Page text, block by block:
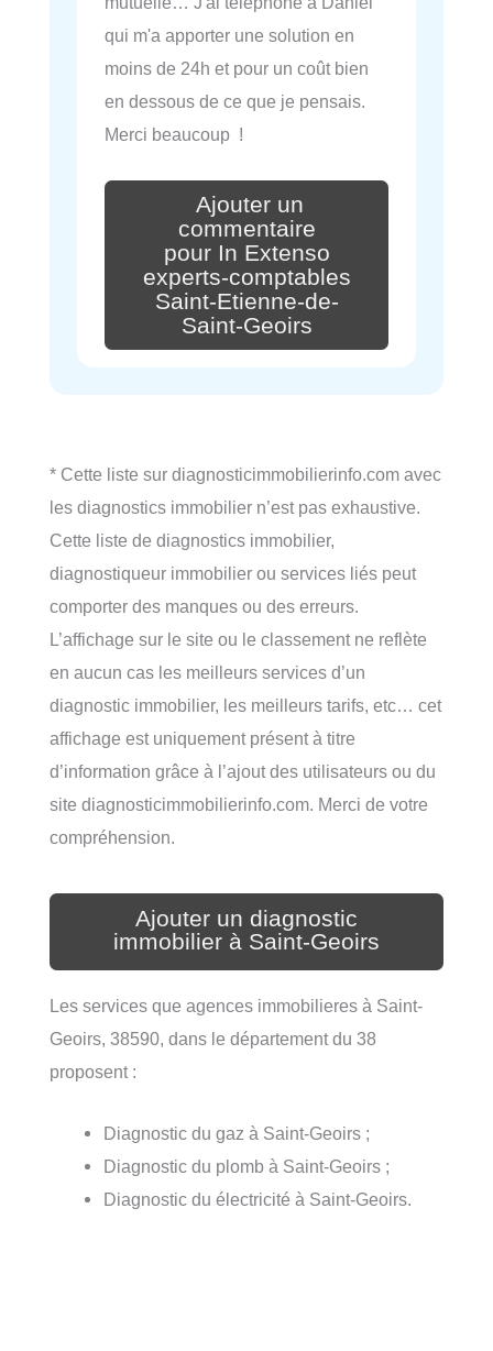
qui m'a apporter une solution en
moins de 24h et pour un coût bien
en dessous de ce que je pensais.
Merci beaucoup !
Ajouter un
commentaire
pour In Extenso
experts-comptables
Saint-Etienne-de-
Saint-Geoirs
* Cette liste sur diagnosticimmobilierinfo.com avec
les diagnostics immobilier n’est pas exhaustive.
Cette liste de diagnostics immobilier,
diagnostiqueur immobilier ou services liés peut
comporter des manques ou des erreurs.
L’affichage sur le site ou le classement ne reflète
en aucun cas les meilleurs services d’un
diagnostic immobilier, les meilleurs tarifs, etc… cet
affichage est uniquement présent à titre
d’information grâce à l’ajout des utilisateurs ou du
site diagnosticimmobilierinfo.com. Merci de votre
compréhension.
Ajouter un diagnostic
immobilier à Saint-Geoirs
Les services que agences immobilieres à Saint-
Geoirs, 38590, dans le département du 38
proposent :
Diagnostic du gaz à Saint-Geoirs ;
Diagnostic du plomb à Saint-Geoirs ;
Diagnostic du électricité à Saint-Geoirs.